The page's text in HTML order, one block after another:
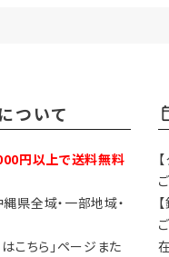
ついて
円以上で送料無料
県全域・一部地域・
はこちら」ページまた